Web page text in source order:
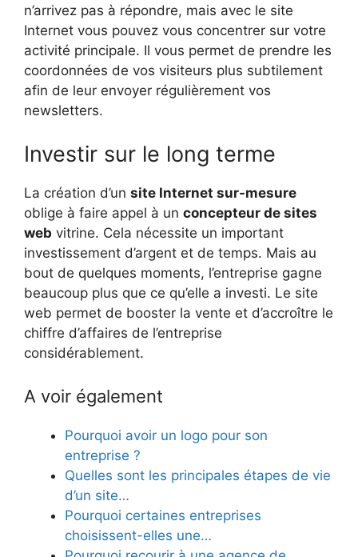
n’arrivez pas à répondre, mais avec le site
Internet vous pouvez vous concentrer sur votre
activité principale. Il vous permet de prendre les
coordonnées de vos visiteurs plus subtilement
afin de leur envoyer régulièrement vos
newsletters.
Investir sur le long terme
La création d’un site Internet sur-mesure
oblige à faire appel à un concepteur de sites
web vitrine. Cela nécessite un important
investissement d’argent et de temps. Mais au
bout de quelques moments, l’entreprise gagne
beaucoup plus que ce qu’elle a investi. Le site
web permet de booster la vente et d’accroître le
chiffre d’affaires de l’entreprise
considérablement.
A voir également
Pourquoi avoir un logo pour son
entreprise ?
Quelles sont les principales étapes de vie
d’un site…
Pourquoi certaines entreprises
choisissent-elles une…